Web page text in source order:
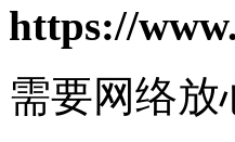
https://
需要网络放